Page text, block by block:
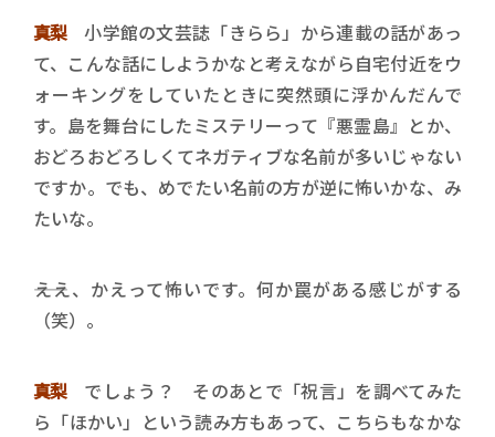
真梨小学館の文芸誌「きらら」から連載の話があっ
て、こんな話にしようかなと考えながら自宅付近をウ
ォーキングをしていたときに突然頭に浮かんだんで
す。島を舞台にしたミステリーって『悪霊島』とか、
おどろおどろしくてネガティブな名前が多いじゃない
ですか。でも、めでたい名前の方が逆に怖いかな、み
たいな。
――ええ、かえって怖いです。何か罠がある感じがする
（笑）。
真梨でしょう？ そのあとで「祝言」を調べてみた
ら「ほかい」という読み方もあって、こちらもなかな